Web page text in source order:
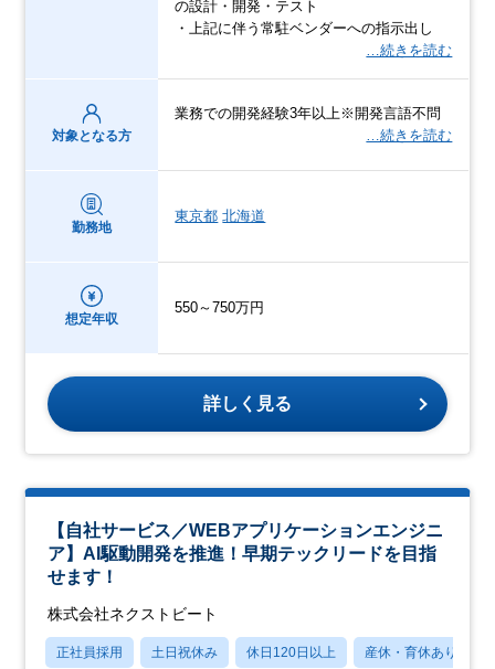
の設計・開発・テスト
・上記に伴う常駐ベンダーへの指示出し
…続きを読む
対象となる方
業務での開発経験3年以上※開発言語不問
…続きを読む
勤務地
東京都 北海道
想定年収
550～750万円
詳しく見る
【自社サービス／WEBアプリケーションエンジニ
ア】AI駆動開発を推進！早期テックリードを目指
せます！
株式会社ネクストビート
正社員採用 土日祝休み 休日120日以上 産休・育休あり